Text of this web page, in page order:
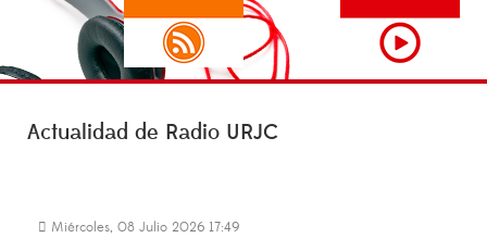
Actualidad de Radio URJC
Miércoles, 08 Julio 2026 17:49